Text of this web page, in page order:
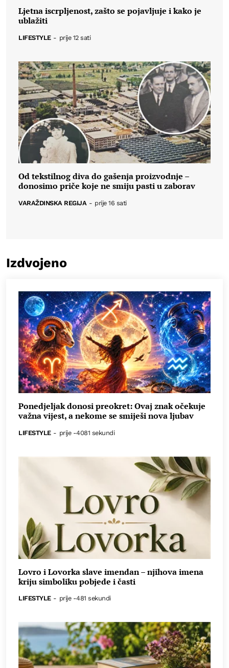
Ljetna iscrpljenost, zašto se pojavljuje i kako je
ublažiti
LIFESTYLE - prije 12 sati
Od tekstilnog diva do gašenja proizvodnje –
donosimo priče koje ne smiju pasti u zaborav
VARAŽDINSKA REGIJA - prije 16 sati
Izdvojeno
Ponedjeljak donosi preokret: Ovaj znak očekuje
važna vijest, a nekome se smiješi nova ljubav
LIFESTYLE - prije -4081 sekundi
Lovro i Lovorka slave imendan – njihova imena
kriju simboliku pobjede i časti
LIFESTYLE - prije -481 sekundi